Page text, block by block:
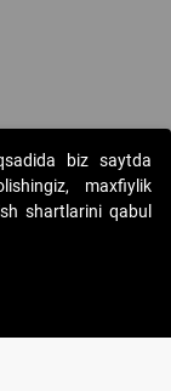
biz saytda
maxfiylik
shartlarini qabul